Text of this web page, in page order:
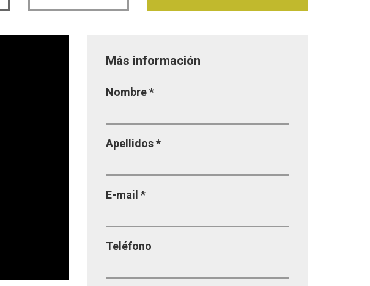
Más información
Nombre*
Apellidos*
E-mail *
Teléfono